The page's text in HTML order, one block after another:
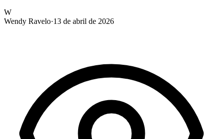
W
Wendy Ravelo·13 de abril de 2026